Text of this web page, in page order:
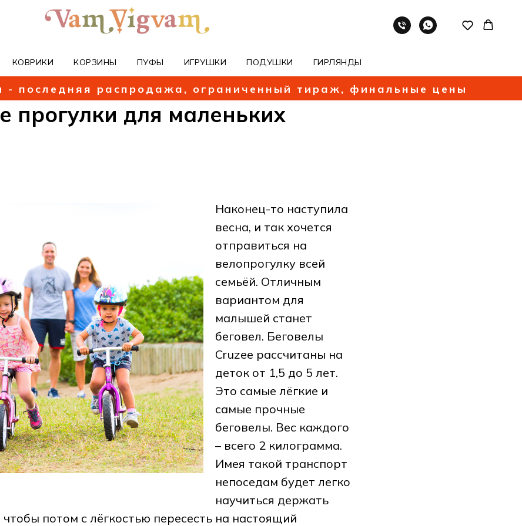
КОВРИКИ КОРЗИНЫ ПУФЫ ИГРУШКИ ПОДУШКИ ГИРЛЯНДЫ
- последняя распродажа, ограниченный тираж, финальные цены
прогулки для маленьких
Наконец-то наступила
весна, и так хочется
отправиться на
велопрогулку всей
семьёй. Отличным
вариантом для
малышей станет
беговел. Беговелы
Cruzee рассчитаны на
деток от 1,5 до 5 лет.
Это самые лёгкие и
самые прочные
беговелы. Вес каждого
– всего 2 килограмма.
Имея такой транспорт
непоседам будет легко
научиться держать
чтобы потом с лёгкостью пересесть на настоящий